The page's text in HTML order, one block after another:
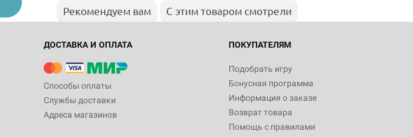
Рекомендуем вам С этим товаром смотрели
ДОСТАВКА И ОПЛАТА
Способы оплаты
Службы доставки
Адреса магазинов
ПОКУПАТЕЛЯМ
Подобрать игру
Бонусная программа
Информация о заказе
Возврат товара
Помощь с правилами